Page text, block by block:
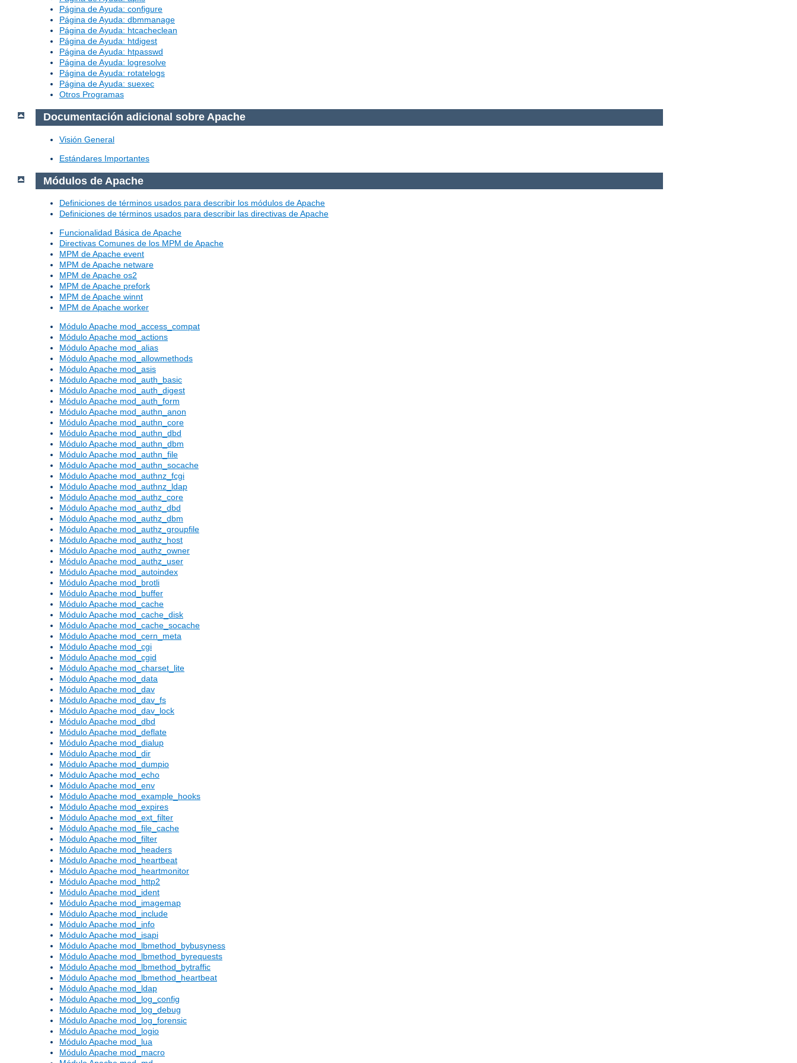
Página de Ayuda: configure
Página de Ayuda: dbmmanage
Página de Ayuda: htcacheclean
Página de Ayuda: htdigest
Página de Ayuda: htpasswd
Página de Ayuda: logresolve
Página de Ayuda: rotatelogs
Página de Ayuda: suexec
Otros Programas
Documentación adicional sobre Apache
Visión General
Estándares Importantes
Módulos de Apache
Definiciones de términos usados para describir los módulos de Apache
Definiciones de términos usados para describir las directivas de Apache
Funcionalidad Básica de Apache
Directivas Comunes de los MPM de Apache
MPM de Apache event
MPM de Apache netware
MPM de Apache os2
MPM de Apache prefork
MPM de Apache winnt
MPM de Apache worker
Módulo Apache mod_access_compat
Módulo Apache mod_actions
Módulo Apache mod_alias
Módulo Apache mod_allowmethods
Módulo Apache mod_asis
Módulo Apache mod_auth_basic
Módulo Apache mod_auth_digest
Módulo Apache mod_auth_form
Módulo Apache mod_authn_anon
Módulo Apache mod_authn_core
Módulo Apache mod_authn_dbd
Módulo Apache mod_authn_dbm
Módulo Apache mod_authn_file
Módulo Apache mod_authn_socache
Módulo Apache mod_authnz_fcgi
Módulo Apache mod_authnz_ldap
Módulo Apache mod_authz_core
Módulo Apache mod_authz_dbd
Módulo Apache mod_authz_dbm
Módulo Apache mod_authz_groupfile
Módulo Apache mod_authz_host
Módulo Apache mod_authz_owner
Módulo Apache mod_authz_user
Módulo Apache mod_autoindex
Módulo Apache mod_brotli
Módulo Apache mod_buffer
Módulo Apache mod_cache
Módulo Apache mod_cache_disk
Módulo Apache mod_cache_socache
Módulo Apache mod_cern_meta
Módulo Apache mod_cgi
Módulo Apache mod_cgid
Módulo Apache mod_charset_lite
Módulo Apache mod_data
Módulo Apache mod_dav
Módulo Apache mod_dav_fs
Módulo Apache mod_dav_lock
Módulo Apache mod_dbd
Módulo Apache mod_deflate
Módulo Apache mod_dialup
Módulo Apache mod_dir
Módulo Apache mod_dumpio
Módulo Apache mod_echo
Módulo Apache mod_env
Módulo Apache mod_example_hooks
Módulo Apache mod_expires
Módulo Apache mod_ext_filter
Módulo Apache mod_file_cache
Módulo Apache mod_filter
Módulo Apache mod_headers
Módulo Apache mod_heartbeat
Módulo Apache mod_heartmonitor
Módulo Apache mod_http2
Módulo Apache mod_ident
Módulo Apache mod_imagemap
Módulo Apache mod_include
Módulo Apache mod_info
Módulo Apache mod_isapi
Módulo Apache mod_lbmethod_bybusyness
Módulo Apache mod_lbmethod_byrequests
Módulo Apache mod_lbmethod_bytraffic
Módulo Apache mod_lbmethod_heartbeat
Módulo Apache mod_ldap
Módulo Apache mod_log_config
Módulo Apache mod_log_debug
Módulo Apache mod_log_forensic
Módulo Apache mod_logio
Módulo Apache mod_lua
Módulo Apache mod_macro